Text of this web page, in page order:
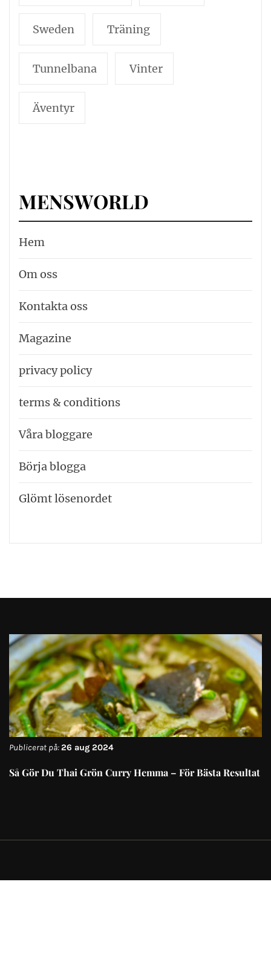
Sweden Träning
Tunnelbana Vinter
Äventyr
MENSWORLD
Hem
Om oss
Kontakta oss
Magazine
privacy policy
terms & conditions
Våra bloggare
Börja blogga
Glömt lösenordet
Publicerat på:26 aug 2024
Så Gör Du Thai Grön Curry Hemma – För Bästa Resultat